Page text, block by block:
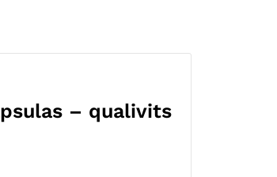
– qualivits